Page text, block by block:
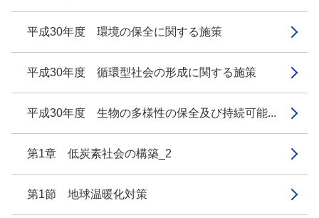
平成30年度 環境の保全に関する施策
平成30年度 循環型社会の形成に関する施策
平成30年度 生物の多様性の保全及び持続可能...
第1章 低炭素社会の構築_2
第1節 地球温暖化対策